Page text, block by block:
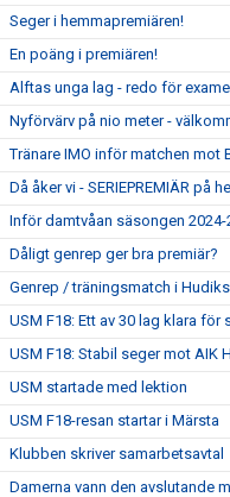
Seger i hemmapremiären!
En poäng i premiären!
Alftas unga lag - redo för
Nyförvärv på nio meter -
Tränare IMO inför matchen mot
Då åker vi - SERIEPREMIÄR på
Inför damtvåan säsongen 2024-
Dåligt genrep ger bra premiär?
Genrep / träningsmatch i
USM F18: Ett av 30 lag klara för
USM F18: Stabil seger mot AIK
USM startade med lektion
USM F18-resan startar i Märsta
Klubben skriver samarbetsavtal
Damerna vann den avslutande